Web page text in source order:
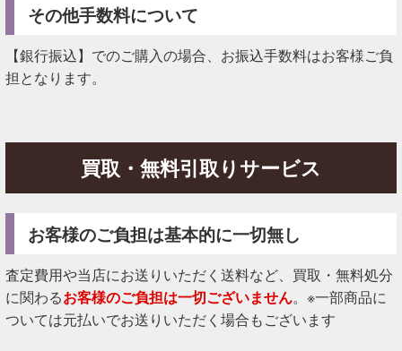
その他手数料について
【銀行振込】でのご購入の場合、お振込手数料はお客様ご負
担となります。
買取・無料引取りサービス
お客様のご負担は基本的に一切無し
査定費用や当店にお送りいただく送料など、買取・無料処分
に関わるお客様のご負担は一切ございません。※一部商品に
ついては元払いでお送りいただく場合もございます